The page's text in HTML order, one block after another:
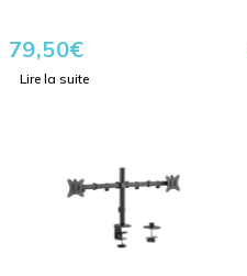
79,50€
Lire la suite